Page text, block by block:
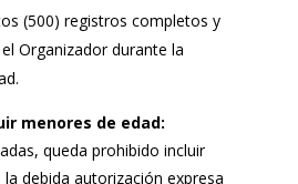
(500) registros completos y
Organizador durante la
menores de edad:
queda prohibido incluir
debida autorización expresa